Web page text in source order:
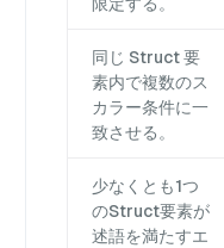
同じ Struct 要
素内で複数のス
カラー条件に一
致させる。
少なくとも1つ
のStruct要素が
述語を満たすエ